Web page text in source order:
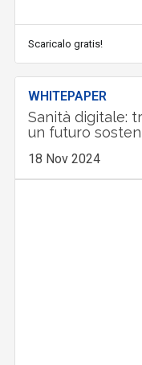
Scaricalo gratis!
WHITEPAPER
Sanità digitale:
un futuro
18 Nov 2024